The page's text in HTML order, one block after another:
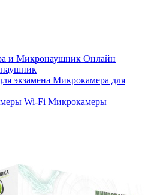
Онлайн
Микрокамера для
Wi-Fi Микрокамеры